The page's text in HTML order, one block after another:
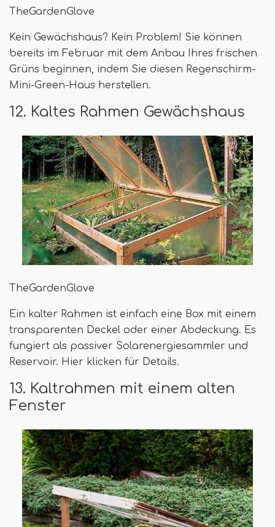
TheGardenGlove
Kein Gewächshaus? Kein Problem! Sie können
bereits im Februar mit dem Anbau Ihres frischen
Grüns beginnen, indem Sie diesen Regenschirm-
Mini-Green-Haus herstellen.
12. Kaltes Rahmen Gewächshaus
TheGardenGlove
Ein kalter Rahmen ist einfach eine Box mit einem
transparenten Deckel oder einer Abdeckung. Es
fungiert als passiver Solarenergiesammler und
Reservoir. Hier klicken für Details.
13. Kaltrahmen mit einem alten
Fenster